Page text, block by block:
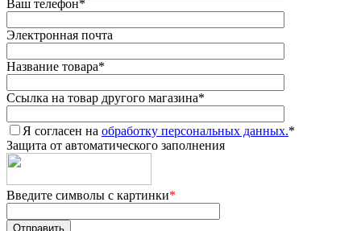
Ваш телефон*
Электронная почта
Название товара*
Ссылка на товар другого магазина*
Я согласен на обработку персональных данных.*
Защита от автоматического заполнения
Введите символы с картинки*